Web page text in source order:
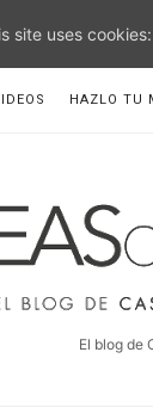
HAZLO TU
El blog de
site uses cookies: